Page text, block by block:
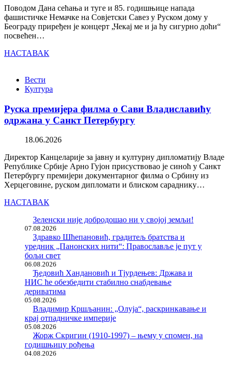
Поводом Дана сећања и туге и 85. годишњице напада
фашистичке Немачке на Совјетски Савез у Руском дому у
Београду приређен је концерт „Чекај ме и ја ћу сигурно доћи“
посвећен…
НАСТАВАК
Вести
Култура
Руска премијера филма о Сави Владиславићу
одржана у Санкт Петербургу
18.06.2026
Директор Канцеларије за јавну и културну дипломатију Владе
Републике Србије Арно Гујон присуствовао је синоћ у Санкт
Петербургу премијери документарног филма о Србину из
Херцеговине, руском дипломати и блиском сараднику…
НАСТАВАК
Зеленски није добродошао ни у својој земљи!
07.08.2026
Здравко Шћепановић, градитељ братства и
уредник „Панонских нити“: Православље је пут у
бољи свет
06.08.2026
Ђедовић Хандановић и Тјурдењев: Држава и
НИС ће обезбедити стабилно снабдевање
дериватима
05.08.2026
Владимир Кршљанин: „Олуја“, раскринкавање и
крај отпадничке империје
05.08.2026
Жорж Скригин (1910-1997) – њему у спомен, на
годишњицу рођења
04.08.2026